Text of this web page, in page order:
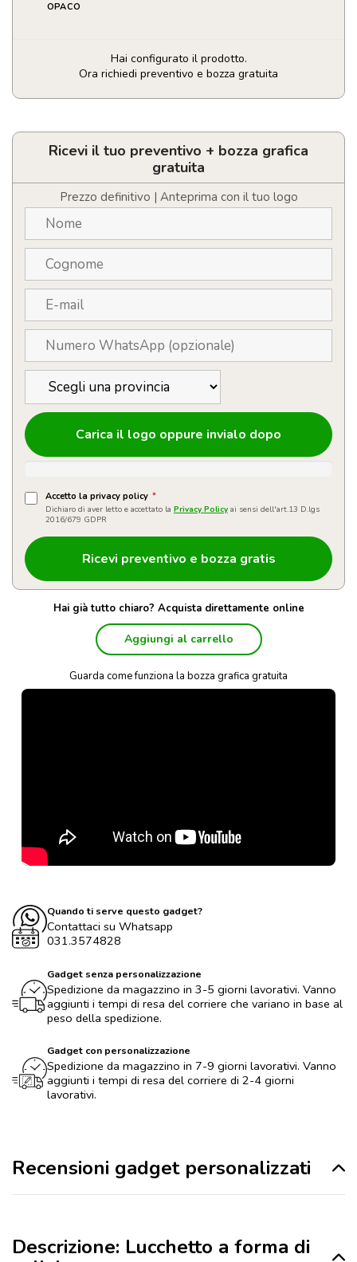
OPACO
Hai configurato il prodotto.
Ora richiedi preventivo e bozza gratuita
Lucchetto
forma
Ricevi il tuo preventivo + bozza grafica
gratuita
Prezzo definitivo | Anteprima con il tuo logo
Carica il logo oppure invialo dopo
Accetto la privacy policy *
Dichiaro di aver letto e accettato la Privacy Policy ai sensi dell'art.13 D.lgs
2016/679 GDPR
Hai già tutto chiaro? Acquista direttamente online
Aggiungi al carrello
Guarda come funziona la bozza grafica gratuita
Quando ti serve questo gadget?
Contattaci su Whatsapp
031.3574828
Gadget senza personalizzazione
Spedizione da magazzino in 3-5 giorni lavorativi. Vanno
aggiunti i tempi di resa del corriere che variano in base al
peso della spedizione.
Gadget con personalizzazione
Spedizione da magazzino in 7-9 giorni lavorativi. Vanno
aggiunti i tempi di resa del corriere di 2-4 giorni
lavorativi.
Recensioni gadget personalizzati
Descrizione: Lucchetto a forma di